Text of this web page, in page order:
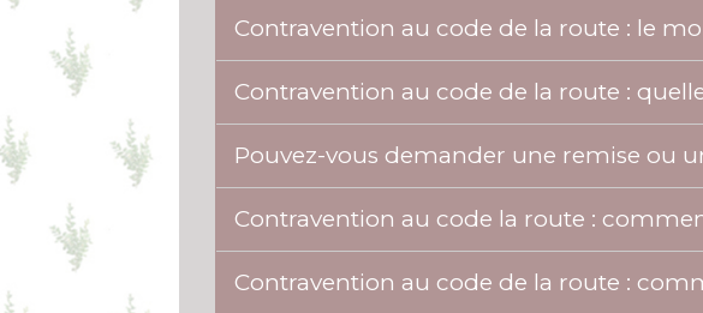
Contravention au code de la route : le
Contravention au code de la route :
Pouvez-vous demander une remise ou
Contravention au code la route :
Contravention au code de la route :